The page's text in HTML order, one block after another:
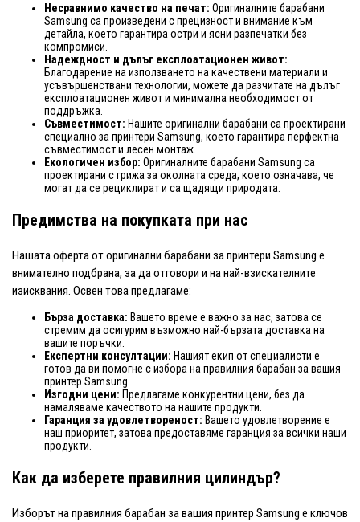
Несравнимо качество на печат: Оригиналните барабани
Samsung са произведени с прецизност и внимание към
детайла, което гарантира остри и ясни разпечатки без
компромиси.
Надеждност и дълъг експлоатационен живот:
Благодарение на използването на качествени материали и
усъвършенствани технологии, можете да разчитате на дълъг
експлоатационен живот и минимална необходимост от
поддръжка.
Съвместимост: Нашите оригинални барабани са проектирани
специално за принтери Samsung, което гарантира перфектна
съвместимост и лесен монтаж.
Екологичен избор: Оригиналните барабани Samsung са
проектирани с грижа за околната среда, което означава, че
могат да се рециклират и са щадящи природата.
Предимства на покупката при нас
Нашата оферта от оригинални барабани за принтери Samsung е
внимателно подбрана, за да отговори и на най-взискателните
изисквания. Освен това предлагаме:
Бърза доставка: Вашето време е важно за нас, затова се
стремим да осигурим възможно най-бързата доставка на
вашите поръчки.
Експертни консултации: Нашият екип от специалисти е
готов да ви помогне с избора на правилния барабан за вашия
принтер Samsung.
Изгодни цени: Предлагаме конкурентни цени, без да
намаляваме качеството на нашите продукти.
Гаранция за удовлетвореност: Вашето удовлетворение е
наш приоритет, затова предоставяме гаранция за всички наши
продукти.
Как да изберете правилния цилиндър?
Изборът на правилния барабан за вашия принтер Samsung е ключов